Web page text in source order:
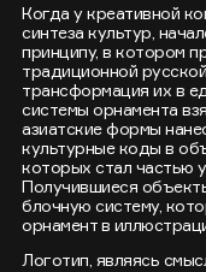
Когда у креативной
синтеза культур,
принципу, в котором
традиционной
трансформация их в
системы орнамента
азиатские формы
культурные коды в
которых стал частью
Получившиеся
блочную систему,
орнамент в
Логотип, являясь